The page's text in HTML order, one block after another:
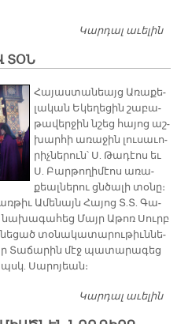
Կարդալ աւելին
ՏՕՆ
Հա­յաս­տա­նեայց Ա­ռա­քե­
լա­կան Ե­կե­ղե­ցին շա­բա­
թա­վեր­ջին նշեց հա­յոց աշ­
խար­հի ա­ռա­ջին լու­սա­ւո­
րիչ­նե­րուն՝ Ս. Թա­դէոս եւ
Ս. Բար­թո­ղի­մէոս ա­ռա­
քեալ­նե­րու ցնծա­լի տօ­նը։
Ա­մե­նայն Հա­յոց Տ.Տ. Գա­
նա­խա­գա­հեց Մայր Ա­թոռ Սուրբ
տօ­նա­կա­տա­րու­թիւն­նե­
Տա­ճա­րին մէջ պա­տա­րա­գեց
Սա­րո­յեան։
Կարդալ աւելին